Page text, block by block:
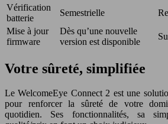
Vérification
batterie
Semestrielle
Mise à jour
firmware
Dès qu’une nouvelle
version est disponible
Votre sûreté, simplifiée
Le WelcomeEye Connect 2 est une
pour renforcer la sûreté de votre
quotidien. Ses fonctionnalités, sa